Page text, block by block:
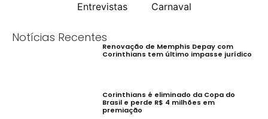
Entrevistas Carnaval
Notícias Recentes
Renovação de Memphis Depay com
Corinthians tem último impasse jurídico
Corinthians é eliminado da Copa do
Brasil e perde R$ 4 milhões em
premiação